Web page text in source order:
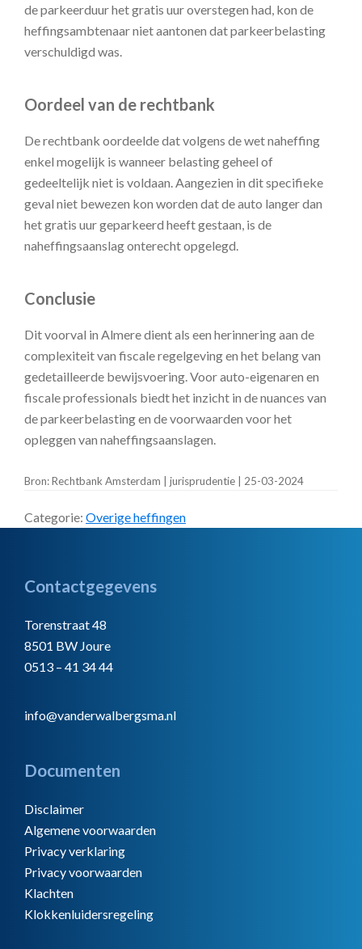
de parkeerduur het gratis uur overstegen had, kon de
heffingsambtenaar niet aantonen dat parkeerbelasting
verschuldigd was.
Oordeel van de rechtbank
De rechtbank oordeelde dat volgens de wet naheffing
enkel mogelijk is wanneer belasting geheel of
gedeeltelijk niet is voldaan. Aangezien in dit specifieke
geval niet bewezen kon worden dat de auto langer dan
het gratis uur geparkeerd heeft gestaan, is de
naheffingsaanslag onterecht opgelegd.
Conclusie
Dit voorval in Almere dient als een herinnering aan de
complexiteit van fiscale regelgeving en het belang van
gedetailleerde bewijsvoering. Voor auto-eigenaren en
fiscale professionals biedt het inzicht in de nuances van
de parkeerbelasting en de voorwaarden voor het
opleggen van naheffingsaanslagen.
Bron: Rechtbank Amsterdam | jurisprudentie | 25-03-2024
Categorie: Overige heffingen
Footer
Contactgegevens
Torenstraat 48
8501 BW Joure
0513 – 41 34 44
info@vanderwalbergsma.nl
Documenten
Disclaimer
Algemene voorwaarden
Privacy verklaring
Privacy voorwaarden
Klachten
Klokkenluidersregeling